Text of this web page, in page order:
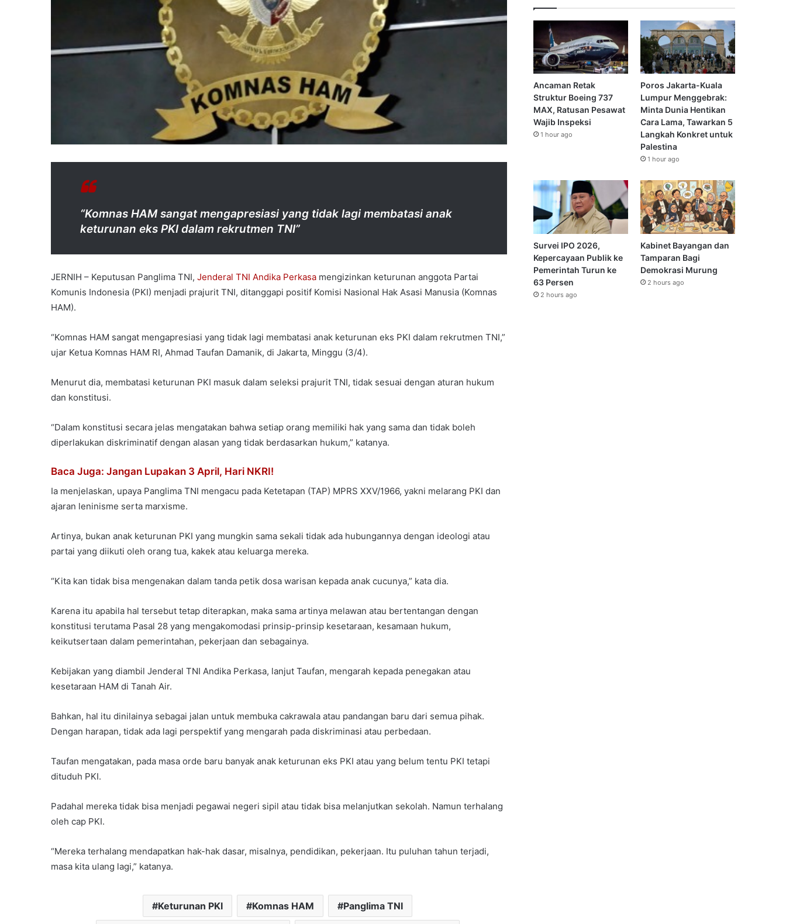
“Komnas HAM sangat mengapresiasi yang tidak lagi membatasi anak
keturunan eks PKI dalam rekrutmen TNI”
JERNIH – Keputusan Panglima TNI, Jenderal TNI Andika Perkasa mengizinkan keturunan anggota Partai
Komunis Indonesia (PKI) menjadi prajurit TNI, ditanggapi positif Komisi Nasional Hak Asasi Manusia (Komnas
HAM).
“Komnas HAM sangat mengapresiasi yang tidak lagi membatasi anak keturunan eks PKI dalam rekrutmen TNI,”
ujar Ketua Komnas HAM RI, Ahmad Taufan Damanik, di Jakarta, Minggu (3/4).
Menurut dia, membatasi keturunan PKI masuk dalam seleksi prajurit TNI, tidak sesuai dengan aturan hukum
dan konstitusi.
“Dalam konstitusi secara jelas mengatakan bahwa setiap orang memiliki hak yang sama dan tidak boleh
diperlakukan diskriminatif dengan alasan yang tidak berdasarkan hukum,” katanya.
Baca Juga: Jangan Lupakan 3 April, Hari NKRI!
Ia menjelaskan, upaya Panglima TNI mengacu pada Ketetapan (TAP) MPRS XXV/1966, yakni melarang PKI dan
ajaran leninisme serta marxisme.
Artinya, bukan anak keturunan PKI yang mungkin sama sekali tidak ada hubungannya dengan ideologi atau
partai yang diikuti oleh orang tua, kakek atau keluarga mereka.
“Kita kan tidak bisa mengenakan dalam tanda petik dosa warisan kepada anak cucunya,” kata dia.
Karena itu apabila hal tersebut tetap diterapkan, maka sama artinya melawan atau bertentangan dengan
konstitusi terutama Pasal 28 yang mengakomodasi prinsip-prinsip kesetaraan, kesamaan hukum,
keikutsertaan dalam pemerintahan, pekerjaan dan sebagainya.
Kebijakan yang diambil Jenderal TNI Andika Perkasa, lanjut Taufan, mengarah kepada penegakan atau
kesetaraan HAM di Tanah Air.
Bahkan, hal itu dinilainya sebagai jalan untuk membuka cakrawala atau pandangan baru dari semua pihak.
Dengan harapan, tidak ada lagi perspektif yang mengarah pada diskriminasi atau perbedaan.
Taufan mengatakan, pada masa orde baru banyak anak keturunan eks PKI atau yang belum tentu PKI tetapi
dituduh PKI.
Padahal mereka tidak bisa menjadi pegawai negeri sipil atau tidak bisa melanjutkan sekolah. Namun terhalang
oleh cap PKI.
“Mereka terhalang mendapatkan hak-hak dasar, misalnya, pendidikan, pekerjaan. Itu puluhan tahun terjadi,
masa kita ulang lagi,” katanya.
Keturunan PKI Komnas HAM Panglima TNI
Ancaman Retak
Struktur Boeing 737
MAX, Ratusan Pesawat
Wajib Inspeksi
1 hour ago
Poros Jakarta-Kuala
Lumpur Menggebrak:
Minta Dunia Hentikan
Cara Lama, Tawarkan 5
Langkah Konkret untuk
Palestina
1 hour ago
Survei IPO 2026,
Kepercayaan Publik ke
Pemerintah Turun ke
63 Persen
2 hours ago
Kabinet Bayangan dan
Tamparan Bagi
Demokrasi Murung
2 hours ago